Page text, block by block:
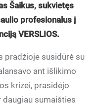
Šaikus, sukvietęs
profesionalus į
VERSLIOS.
pradžioje susidūrė su
ant išlikimo
krizei, prasidėjo
daugiau sumaišties